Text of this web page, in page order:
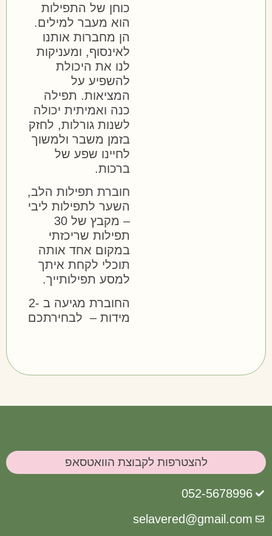
כוחן של התפילות
הוא מעבר למילים.
הן מחברות אותנו
לאינסוף, ומעניקות
לנו את היכולת
להשפיע על
המציאות. תפילה
כנה ואמיתית יכולה
לשנות גורלות, לחזק
בזמן משבר ולמשוך
לחיינו שפע של
חוברת תפילות הלב,
השער לתפילות ליבי
– מקבץ של 30
תפילות שריכזתי
במקום אחד אותה
תוכלי לקחת איתך
למסע תפילותייך.
החוברת מגיעה ב -2
מידות – לבחירתכם
להצטרפות לקבוצת הוואטסאפ
052-